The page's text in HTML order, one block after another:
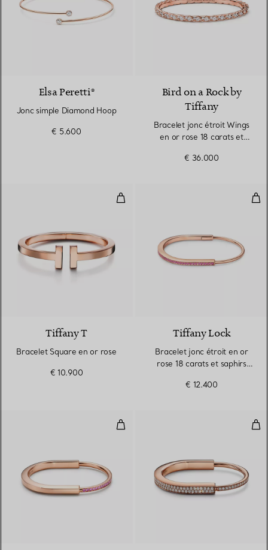
Elsa Peretti®
Jonc simple Diamond Hoop
€ 5.600
Bird on a Rock by
Tiffany
Bracelet jonc étroit Wings
en or rose 18 carats et
€ 36.000
Bracelet Square en or rose
Tiffany T
Bracelet Square en or rose
€ 10.900
Tiffany Lock
Bracelet jonc étroit en or
rose 18 carats et saphirs
€ 12.400
Bracelet jonc en or rose 18